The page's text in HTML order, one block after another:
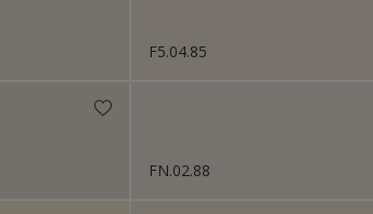
F5.04.85
FN.02.88